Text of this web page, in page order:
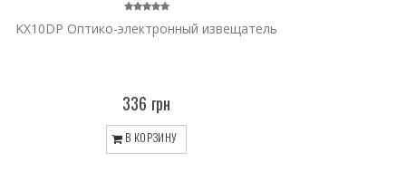
KX10DP Оптико-электронный извещатель
336 грн
В КОРЗИНУ